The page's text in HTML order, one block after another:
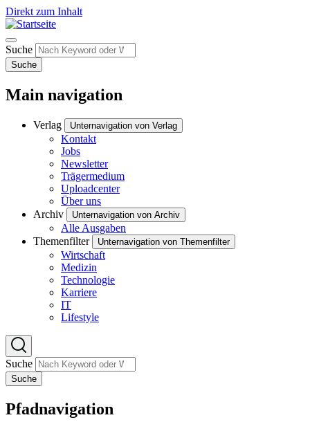
Direkt zum Inhalt
Suche
Suche
Main navigation
Verlag Unternavigation von Verlag
Kontakt
Jobs
Newsletter
Trägermedium
Uploadcenter
Über uns
Archiv
Unternavigation von Archiv
Alle Ausgaben
Themenfilter
Unternavigation von Themenfilter
Wirtschaft
Medizin
Technologie
Karriere
IT
Lifestyle
Suche
Suche
Pfadnavigation